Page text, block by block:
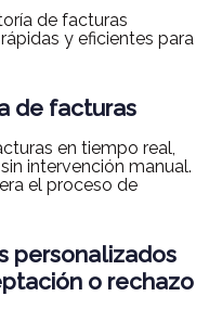
de facturas
y eficientes para
de facturas
en tiempo real,
intervención manual.
el proceso de
personalizados
o rechazo